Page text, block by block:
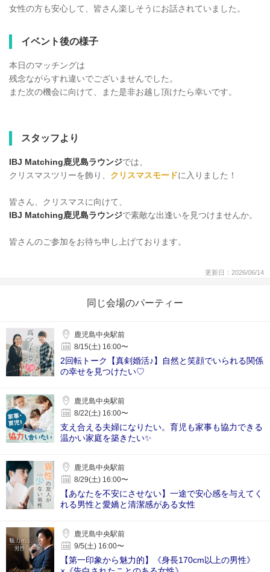
女性の方も安心して、皆さん楽しそうにお話されていました。
イベント後の様子
本日のマッチングは
残念ながらすれ違いでございませんでした。
また次の機会に向けて、また是非お越し頂けたら幸いです。
スタッフより
IBJ Matching鹿児島ラウンジでは、
クリスマスツリーを飾り、 クリスマスモードに入りました！
皆さん、クリスマスに向けて、
IBJ Matching鹿児島ラウンジで素敵な出逢いを見つけませんか。
皆さんのご参加をお待ち申し上げております。
更新日：2026/06/14
同じ会場のパーティー
鹿児島中央駅前
8/15(土) 16:00〜
2回転トーク【真剣婚活♪】自然と笑顔でいられる関係
の幸せを見つけたい♡
鹿児島中央駅前
8/22(土) 16:00〜
支え合える夫婦になりたい。育児も家事も協力できる
温かい家庭を築きたい✨️
鹿児島中央駅前
8/29(土) 16:00〜
【あなたを不安にさせない】一途で安心感を与えてく
れる男性と愛嬌と清潔感がある女性
鹿児島中央駅前
9/5(土) 16:00〜
【第一印象から魅力的】《身長170cm以上の男性》